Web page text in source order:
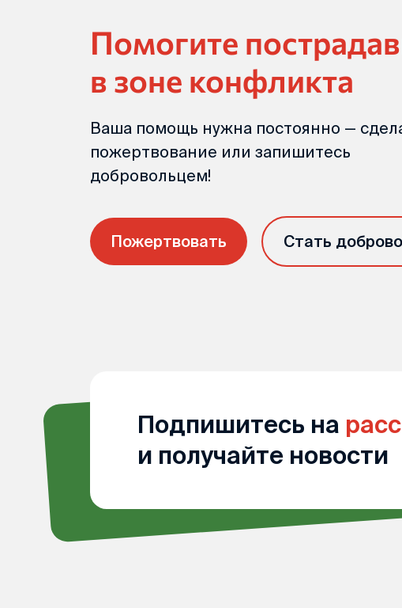
Помогите
в зоне конфликта
Ваша помощь нужна постоянно —
пожертвование или запишитесь
добровольцем!
Пожертвовать Стать
Подпишитесь на
и получайте новости